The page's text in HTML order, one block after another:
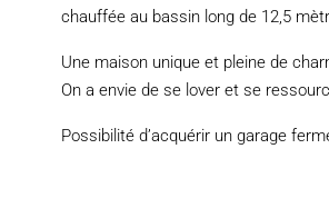
chauffée au bassin long de 12,5
Une maison unique et pleine de
On a envie de se lover et se
Possibilité d’acquérir un garage